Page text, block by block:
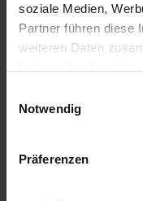
soziale Medien,
Partner führen diese
weiteren Daten
Notwendig
Präferenzen
Ducerf Groupe -
Interzum Koln